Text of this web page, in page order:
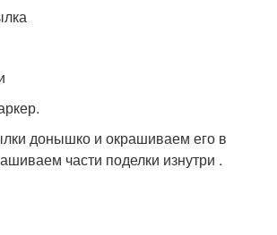
донышко и окрашиваем его в
части поделки изнутри .